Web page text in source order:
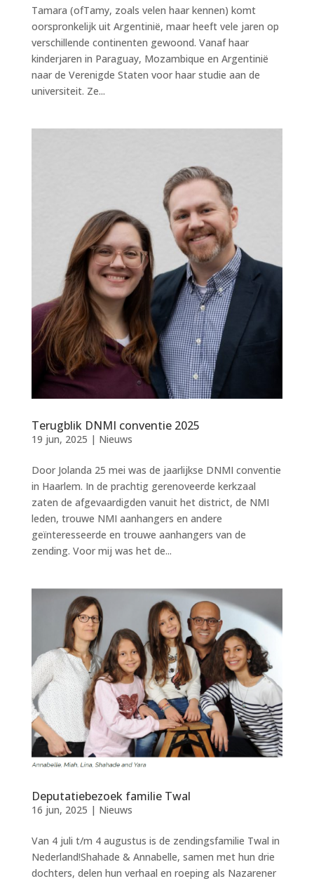
Tamara (ofTamy, zoals velen haar kennen) komt
oorspronkelijk uit Argentinië, maar heeft vele jaren op
verschillende continenten gewoond. Vanaf haar
kinderjaren in Paraguay, Mozambique en Argentinië
naar de Verenigde Staten voor haar studie aan de
universiteit. Ze...
Terugblik DNMI conventie 2025
19 jun, 2025 | Nieuws
Door Jolanda 25 mei was de jaarlijkse DNMI conventie
in Haarlem. In de prachtig gerenoveerde kerkzaal
zaten de afgevaardigden vanuit het district, de NMI
leden, trouwe NMI aanhangers en andere
geïnteresseerde en trouwe aanhangers van de
zending. Voor mij was het de...
Deputatiebezoek familie Twal
16 jun, 2025 | Nieuws
Van 4 juli t/m 4 augustus is de zendingsfamilie Twal in
Nederland!Shahade & Annabelle, samen met hun drie
dochters, delen hun verhaal en roeping als Nazarener